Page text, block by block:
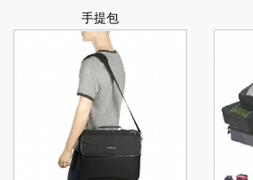
手提包